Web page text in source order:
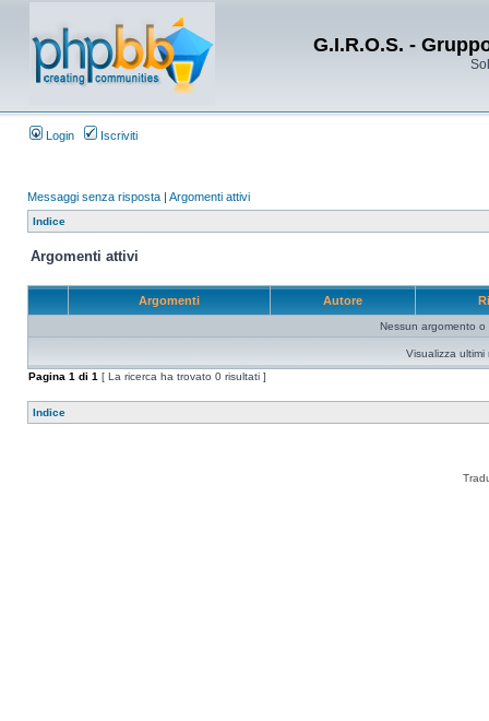
G.I.R.O.S. -
Login Iscriviti
Messaggi senza risposta | Argomenti attivi
Indice
Argomenti attivi
Argomenti Autore
Nessun argomento o
Visualizza ultimi
Pagina 1 di 1 [ La ricerca ha trovato 0 risultati ]
Indice